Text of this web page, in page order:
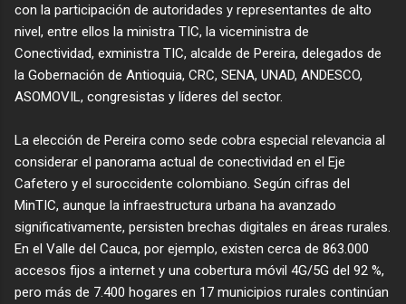
con la participación de autoridades y representantes de alto
nivel, entre ellos la ministra TIC, la viceministra de
Conectividad, exministra TIC, alcalde de Pereira, delegados de
la Gobernación de Antioquia, CRC, SENA, UNAD, ANDESCO,
ASOMOVIL, congresistas y líderes del sector.
La elección de Pereira como sede cobra especial relevancia al
considerar el panorama actual de conectividad en el Eje
Cafetero y el suroccidente colombiano. Según cifras del
MinTIC, aunque la infraestructura urbana ha avanzado
significativamente, persisten brechas digitales en áreas rurales.
En el Valle del Cauca, por ejemplo, existen cerca de 863.000
accesos fijos a internet y una cobertura móvil 4G/5G del 92 %,
pero más de 7.400 hogares en 17 municipios rurales continúan